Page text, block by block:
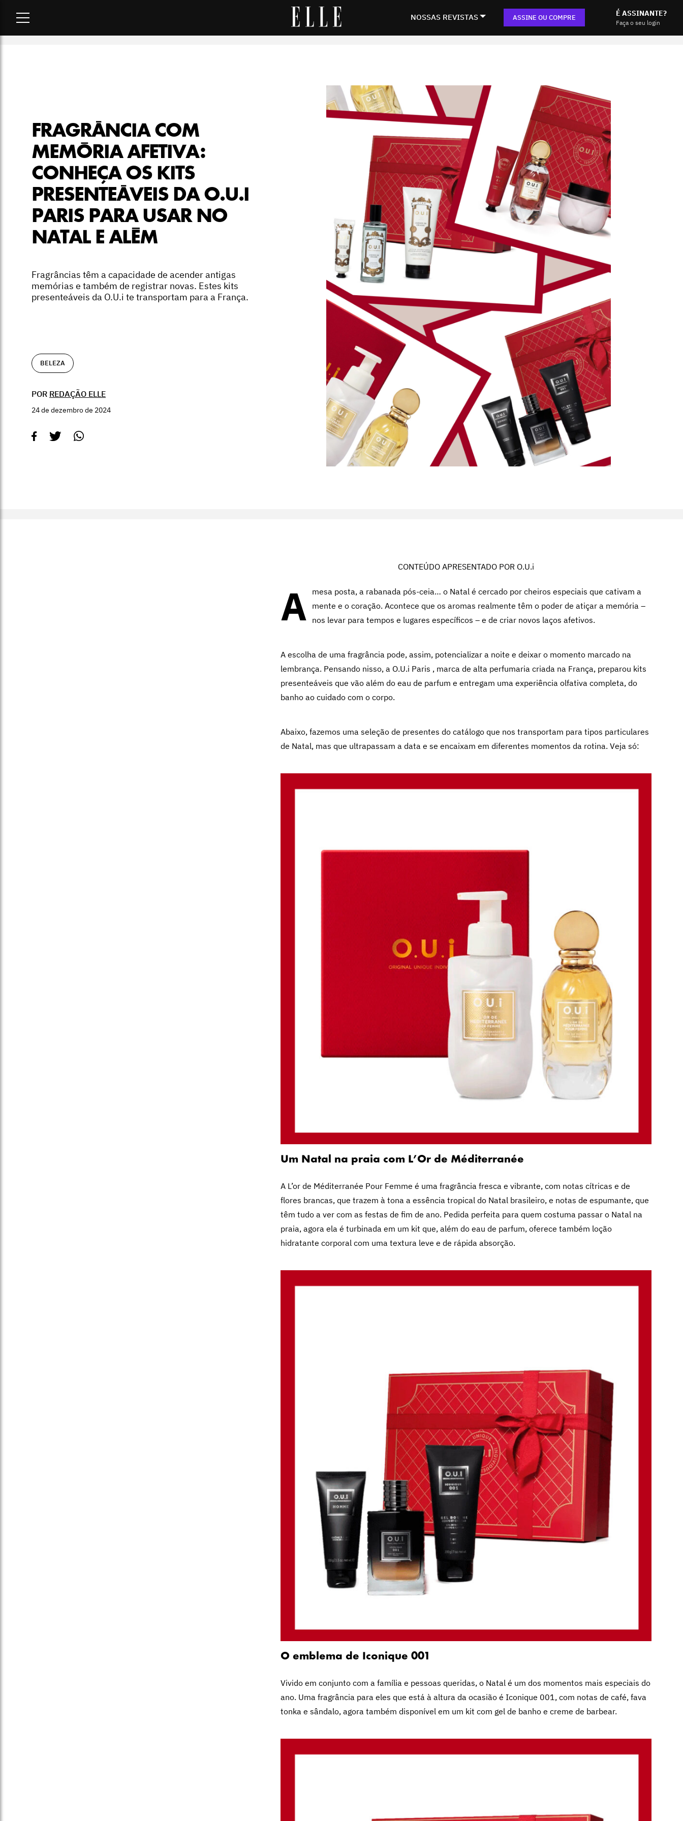
NOSSAS REVISTAS ASSINE OU COMPRE É ASSINANTE?
Faça o seu login
Fragrância com memória afetiva: Conheça os kits presenteáveis da O.U.i Paris para usar no Natal e além
FRAGRÂNCIA COM
MEMÓRIA AFETIVA:
CONHEÇA OS KITS
PRESENTEÁVEIS DA O.U.I
PARIS PARA USAR NO
NATAL E ALÉM
Fragrâncias têm a capacidade de acender antigas
memórias e também de registrar novas. Estes kits
presenteáveis da O.U.i te transportam para a França.
BELEZA
POR REDAÇÃO ELLE
24 de dezembro de 2024
CONTEÚDO APRESENTADO POR O.U.i
A mesa posta, a rabanada pós-ceia… o Natal é cercado por cheiros especiais que cativam a
mente e o coração. Acontece que os aromas realmente têm o poder de atiçar a memória –
nos levar para tempos e lugares específicos – e de criar novos laços afetivos.
A escolha de uma fragrância pode, assim, potencializar a noite e deixar o momento marcado na
lembrança. Pensando nisso, a O.U.i Paris , marca de alta perfumaria criada na França, preparou kits
presenteáveis que vão além do eau de parfum e entregam uma experiência olfativa completa, do
banho ao cuidado com o corpo.
Abaixo, fazemos uma seleção de presentes do catálogo que nos transportam para tipos particulares
de Natal, mas que ultrapassam a data e se encaixam em diferentes momentos da rotina. Veja só:
Um Natal na praia com L’Or de Méditerranée
A L’or de Méditerranée Pour Femme é uma fragrância fresca e vibrante, com notas cítricas e de
flores brancas, que trazem à tona a essência tropical do Natal brasileiro, e notas de espumante, que
têm tudo a ver com as festas de fim de ano. Pedida perfeita para quem costuma passar o Natal na
praia, agora ela é turbinada em um kit que, além do eau de parfum, oferece também loção
hidratante corporal com uma textura leve e de rápida absorção.
O emblema de Iconique 001
Vivido em conjunto com a família e pessoas queridas, o Natal é um dos momentos mais especiais do
ano. Uma fragrância para eles que está à altura da ocasião é Iconique 001, com notas de café, fava
tonka e sândalo, agora também disponível em um kit com gel de banho e creme de barbear.